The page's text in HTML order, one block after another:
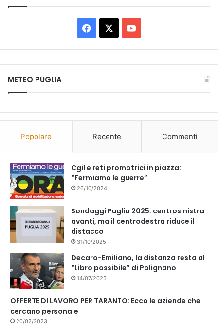
Facebook You
Tube
METEO PUGLIA
Popolare Recente Commenti
Cgil e reti promotrici in piazza:
“Fermiamo le guerre”
26/10/2024
Sondaggi Puglia 2025: centrosinistra
avanti, ma il centrodestra riduce il
distacco
31/10/2025
Decaro-Emiliano, la distanza resta al
“Libro possibile” di Polignano
14/07/2025
OFFERTE DI LAVORO PER TARANTO: Ecco le aziende che
cercano personale
20/02/2023